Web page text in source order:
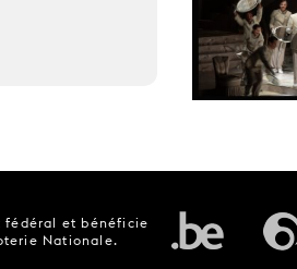
fédéral et bénéficie
Nationale.